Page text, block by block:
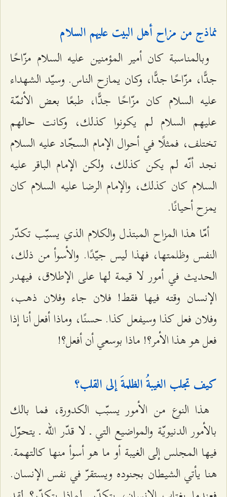
نماذج من مزاح أهل البيت عليهم السلام
وبالمناسبة كان أمير المؤمنين عليه السلام مزّاحًا
جدًّا، مزّاحًا جدًّا، وكان يمازح الناس. وسيّد الشهداء
عليه السلام كان مزّاحًا جدًّا، طبعًا بعض الأئمّة
عليهم السلام لم يكونوا كذلك، وكانت حالهم
تختلف، فمثلًا في أحوال الإمام السجّاد عليه السلام
نجد أنّه لم يكن كذلك، ولكن الإمام الباقر عليه
السلام كان كذلك، والإمام الرضا عليه السلام كان
يمزح أحيانًا.
أمّا هذا المزاح المبتذل والكلام الذي يسبّب تكدّر
النفس وظلمتها، فهذا ليس جيّدًا. والأسوأ من ذلك،
الحديث في أمور لا قيمة لها على الإطلاق، فيهدر
الإنسان وقته فيها فقط! فلان جاء وفلان ذهب،
وفلان فعل كذا وسيفعل كذا. حسنًا، وماذا أفعل أنا إذا
فعل هو هذا الأمر؟! ماذا بوسعي أن أفعل؟!
كيف تجلب الغيبةُ الظلمةَ إلى القلب؟
هذا النوع من الأمور يسبّب الكدورة، فما بالك
بالأمور الدنيويّة والمواضيع التي ـ لا قدّر الله ـ يتحوّل
فيها المجلس إلى الغيبة أو ما هو أسوأ منها كالتهمة.
هنا يأتي الشيطان بجنوده ويستقرّ في نفس الإنسان.